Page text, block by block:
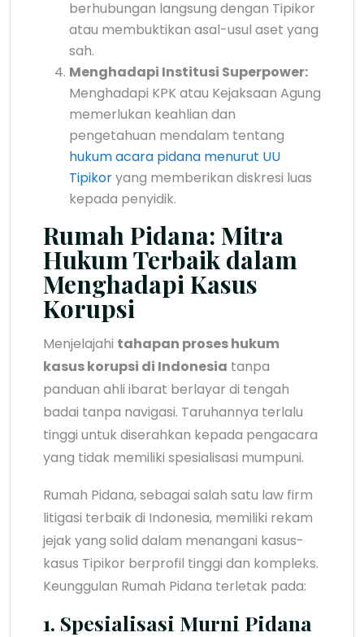
berhubungan langsung dengan Tipikor
atau membuktikan asal-usul aset yang
sah.
Menghadapi Institusi Superpower:
Menghadapi KPK atau Kejaksaan Agung
memerlukan keahlian dan
pengetahuan mendalam tentang
hukum acara pidana menurut UU
Tipikoryang memberikan diskresi luas
kepada penyidik.
Rumah Pidana: Mitra
Hukum Terbaik dalam
Menghadapi Kasus
Korupsi
Menjelajahi tahapan proses hukum
kasus korupsi di Indonesia tanpa
panduan ahli ibarat berlayar di tengah
badai tanpa navigasi. Taruhannya terlalu
tinggi untuk diserahkan kepada pengacara
yang tidak memiliki spesialisasi mumpuni.
Rumah Pidana, sebagai salah satu law firm
litigasi terbaik di Indonesia, memiliki rekam
jejak yang solid dalam menangani kasus-
kasus Tipikor berprofil tinggi dan kompleks.
Keunggulan Rumah Pidana terletak pada:
1. Spesialisasi Murni Pidana